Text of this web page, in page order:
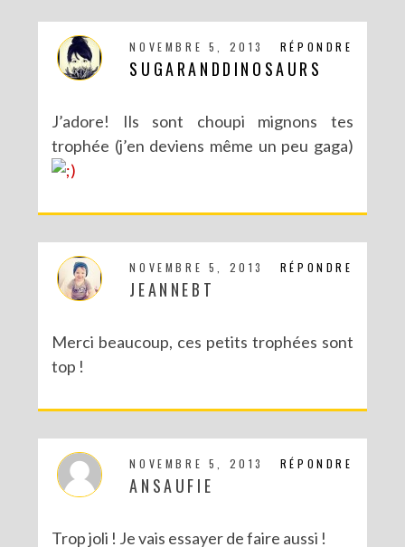
RÉPONDRE
NOVEMBRE 5, 2013
SUGARANDDINOSAURS
J’adore! Ils sont choupi mignons tes
trophée (j’en deviens même un peu gaga)
RÉPONDRE
NOVEMBRE 5, 2013
JEANNEBT
Merci beaucoup, ces petits trophées sont
top !
RÉPONDRE
NOVEMBRE 5, 2013
ANSAUFIE
Trop joli ! Je vais essayer de faire aussi !